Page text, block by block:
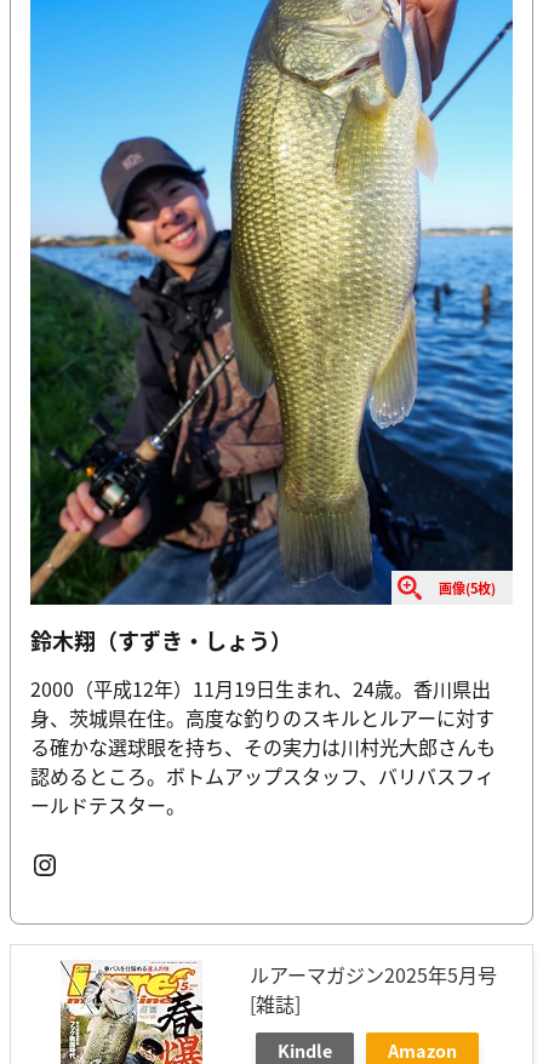
画像(5枚)
鈴木翔（すずき・しょう）
2000（平成12年）11月19日生まれ、24歳。香川県出
身、茨城県在住。高度な釣りのスキルとルアーに対す
る確かな選球眼を持ち、その実力は川村光大郎さんも
認めるところ。ボトムアップスタッフ、バリバスフィ
ールドテスター。
Instagram
ルアーマガジン2025年5月号
[雑誌]
Kindle
Amazon